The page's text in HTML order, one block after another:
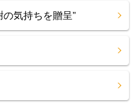
気持ちを贈呈”